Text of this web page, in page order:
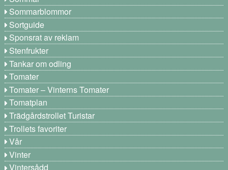
Sommarblommor
Sortguide
Sponsrat av reklam
Stenfrukter
Tankar om odling
Tomater
Tomater – Vinterns Tomater
Tomatplan
Trädgårdstrollet Turistar
Trollets favoriter
Vår
Vinter
Vintersådd